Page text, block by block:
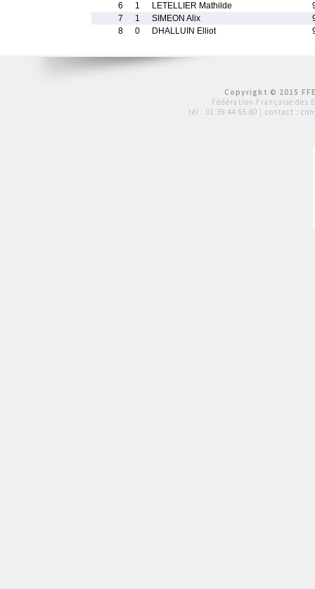
6
1 LETELLIER Mathilde
7
1 SIMEON Alix
8
0 DHALLUIN Elliot
Copyright © 2015
Fédération Française des
tél : 01 39 44 65 80 | contact :